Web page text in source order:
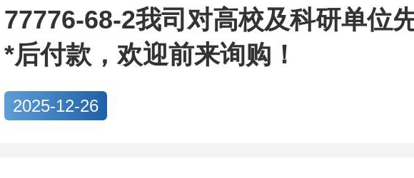
77776-68-2我司对高校及科研单位
*后付款，欢迎前来询购！
2025-12-26